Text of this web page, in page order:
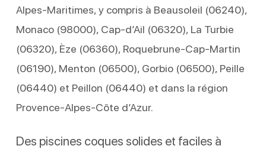
Alpes-Maritimes, y compris à Beausoleil (06240),
Monaco (98000), Cap-d’Ail (06320), La Turbie
(06320), Èze (06360), Roquebrune-Cap-Martin
(06190), Menton (06500), Gorbio (06500), Peille
(06440) et Peillon (06440) et dans la région
Provence-Alpes-Côte d’Azur.
Des piscines coques solides et faciles à